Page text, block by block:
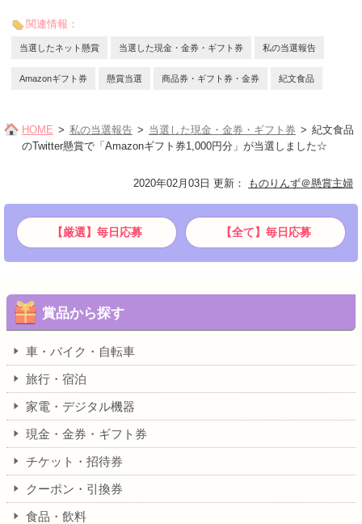
関連情報：
当選したネット懸賞 当選した現金・金券・ギフト券 私の当選報告
Amazonギフト券 懸賞当選 商品券・ギフト券・金券 紀文食品
HOME 私の当選報告 当選した現金・金券・ギフト券
紀文食品
のTwitter懸賞で「Amazonギフト券1,000円分」が当選しました☆
2020年02月03日 更新 ： ものりんず＠懸賞主婦
【厳選】毎日応募 【全て】毎日応募
賞品から探す
車・バイク・自転車
旅行・宿泊
家電・デジタル機器
現金・金券・ギフト券
チケット・招待券
クーポン・引換券
食品・飲料